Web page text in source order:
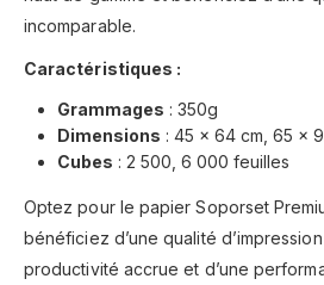
incomparable.
Caractéristiques :
Grammages : 350g
Dimensions : 45 x 64 cm, 65 x
Cubes : 2 500, 6 000 feuilles
Optez pour le papier Soporset
bénéficiez d’une qualité
productivité accrue et d’une